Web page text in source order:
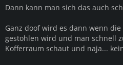
Dann kann man sich das auch
Ganz doof wird es dann wenn die
gestohlen wird und man schnell
Kofferraum schaut und naja...